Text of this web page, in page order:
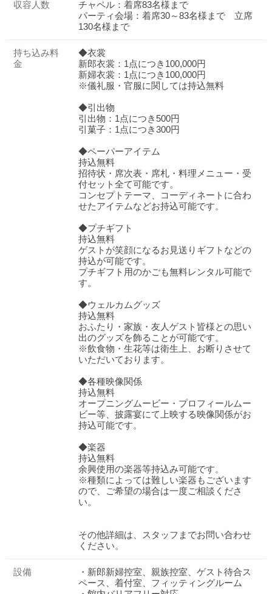
残◯
【60名最大127万円ご優待】
フェア一覧
収容人数
チャペル：着席83名様まで
パーティ会場：着席30～83名様まで 立席
130名様まで
持ち込み料
金
◆衣裳
新郎衣裳：1点につき100,000円
新婦衣裳：1点につき100,000円
※儀礼服・官服に関しては持込無料
◆引出物
引出物：1点につき500円
引菓子：1点につき300円
◆ペーパーアイテム
持込無料
招待状・席次表・席札・料理メニュー・受
付セット全て可能です。
コンセプトテーマ、コーディネートに合わ
せたアイテムなどお持込可能です。
◆プチギフト
持込無料
ゲストが笑顔になるお見送りギフトなどの
持込が可能です。
プチギフト用のかごも無料レンタル可能で
す。
◆ウェルカムグッズ
持込無料
おふたり・家族・友人ゲスト皆様との思い
出のグッズを飾ることが可能です。
※飲食物・生花等は衛生上、お断りさせて
いただいております。
◆各種映像関係
持込無料
オープニングムービー・プロフィールムー
ビー等、披露宴にて上映する映像関係がお
持込可能です。
◆楽器
持込無料
余興使用の楽器等持込み可能です。
※種類によっては難しい楽器もございます
ので、ご希望の場合は一度ご相談くださ
い。
その他詳細は、スタッフまでお問い合わせ
ください。
設備
・新郎新婦控室、親族控室、ゲスト待合ス
ペース、着付室、フィッティングルーム